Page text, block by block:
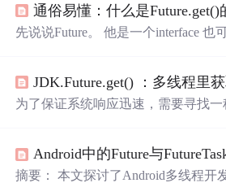
mit提交多个任务时，只有所有任务都
按照任务的提交顺序得
事情。一段时间之后，我就便可以从
Future提供了三种功能： 判断任务是否完成 能够中断任务
mit提交多个任务时，只有所有任务都
按照任务的提交顺序
先说说Future。 他是一个interface 也
一段时间之后，我就便可以从Future
之前所理解的异步。 Future提供了三
多个任务的时候。
为了保证系统响应迅速，需要寻找
以进行异步计算，以减少主线程的
个main方法，main中又包含了若干个
摘要： 本文探讨了Android多线程开发